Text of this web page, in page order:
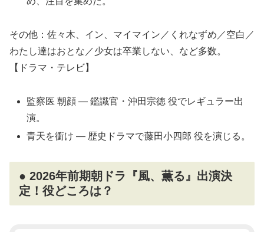
その他：佐々木、イン、マイマイン／くれなずめ／空白／
わたし達はおとな／少女は卒業しない、など多数。
【ドラマ・テレビ】
監察医 朝顔 — 鑑識官・沖田宗徳 役でレギュラー出
演。
青天を衝け — 歴史ドラマで藤田小四郎 役を演じる。
● 2026年前期朝ドラ『風、薫る』出演決
定！役どころは？